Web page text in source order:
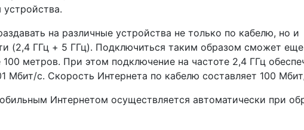
на различные устройства не только по кабелю, но и
(2,4 ГГц + 5 ГГц). Подключиться таким образом сможет
метров. При этом подключение на частоте 2,4 ГГц
Мбит/с. Скорость Интернета по кабелю составляет 100
Интернетом осуществляется автоматически при